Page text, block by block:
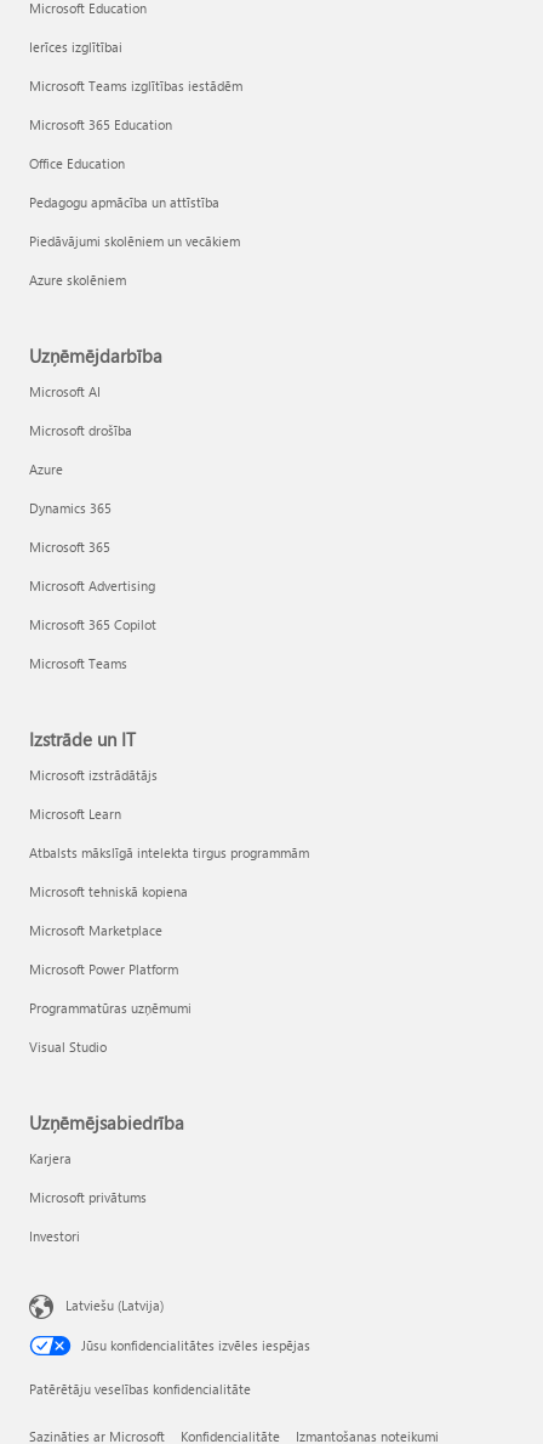
Microsoft Education
Ierīces izglītībai
Microsoft Teams izglītības iestādēm
Microsoft 365 Education
Office Education
Pedagogu apmācība un attīstība
Piedāvājumi skolēniem un vecākiem
Azure skolēniem
Uzņēmējdarbība
Microsoft AI
Microsoft drošība
Azure
Dynamics 365
Microsoft 365
Microsoft Advertising
Microsoft 365 Copilot
Microsoft Teams
Izstrāde un IT
Microsoft izstrādātājs
Microsoft Learn
Atbalsts mākslīgā intelekta tirgus programmām
Microsoft tehniskā kopiena
Microsoft Marketplace
Microsoft Power Platform
Programmatūras uzņēmumi
Visual Studio
Uzņēmējsabiedrība
Karjera
Microsoft privātums
Investori
Latviešu (Latvija)
Jūsu konfidencialitātes izvēles iespējas
Patērētāju veselības konfidencialitāte
Sazināties ar Microsoft Konfidencialitāte Izmantošanas noteikumi